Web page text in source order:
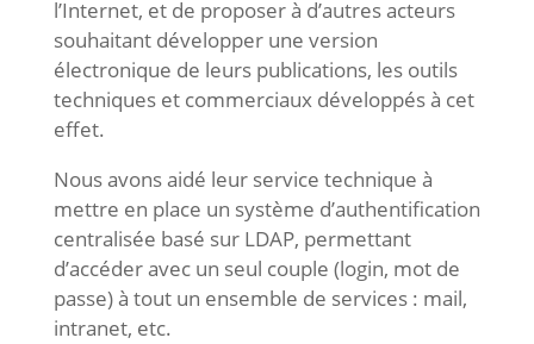
l’Internet, et de proposer à d’autres acteurs
souhaitant développer une version
électronique de leurs publications, les outils
techniques et commerciaux développés à cet
effet.
Nous avons aidé leur service technique à
mettre en place un système d’authentification
centralisée basé sur LDAP, permettant
d’accéder avec un seul couple (login, mot de
passe) à tout un ensemble de services : mail,
intranet, etc.